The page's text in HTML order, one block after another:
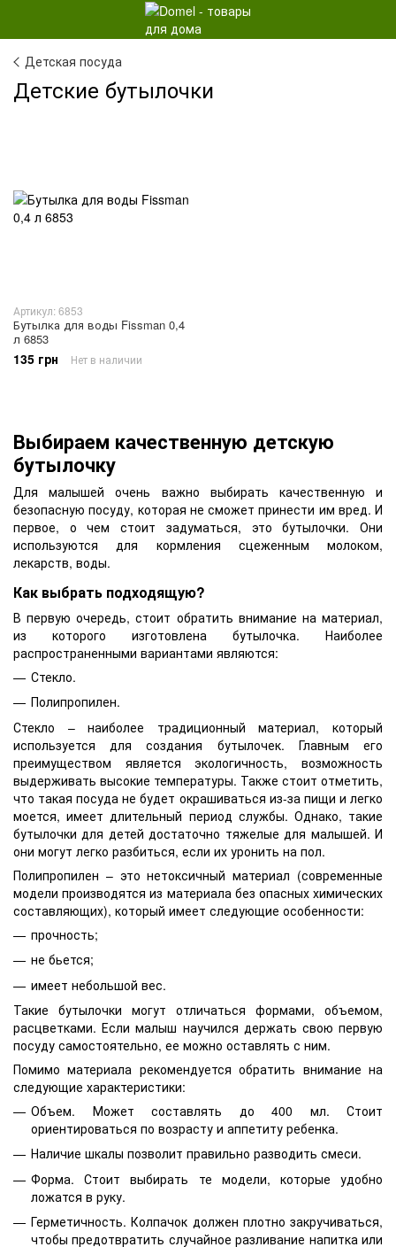
Детская посуда
Детские бутылочки
Артикул: 6853
Бутылка для воды Fissman 0,4
л 6853
135 грн Нет в наличии
Выбираем качественную детскую
бутылочку
Для малышей очень важно выбирать качественную и
безопасную посуду, которая не сможет принести им вред. И
первое, о чем стоит задуматься, это бутылочки. Они
используются для кормления сцеженным молоком,
лекарств, воды.
Как выбрать подходящую?
В первую очередь, стоит обратить внимание на материал,
из которого изготовлена бутылочка. Наиболее
распространенными вариантами являются:
Стекло.
Полипропилен.
Стекло – наиболее традиционный материал, который
используется для создания бутылочек. Главным его
преимуществом является экологичность, возможность
выдерживать высокие температуры. Также стоит отметить,
что такая посуда не будет окрашиваться из-за пищи и легко
моется, имеет длительный период службы. Однако, такие
бутылочки для детей достаточно тяжелые для малышей. И
они могут легко разбиться, если их уронить на пол.
Полипропилен – это нетоксичный материал (современные
модели производятся из материала без опасных химических
составляющих), который имеет следующие особенности:
прочность;
не бьется;
имеет небольшой вес.
Такие бутылочки могут отличаться формами, объемом,
расцветками. Если малыш научился держать свою первую
посуду самостоятельно, ее можно оставлять с ним.
Помимо материала рекомендуется обратить внимание на
следующие характеристики:
Объем. Может составлять до 400 мл. Стоит
ориентироваться по возрасту и аппетиту ребенка.
Наличие шкалы позволит правильно разводить смеси.
Форма. Стоит выбирать те модели, которые удобно
ложатся в руку.
Герметичность. Колпачок должен плотно закручиваться,
чтобы предотвратить случайное разливание напитка или